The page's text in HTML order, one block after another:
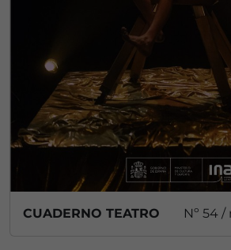
CUADERNO TEATRO Nº 54